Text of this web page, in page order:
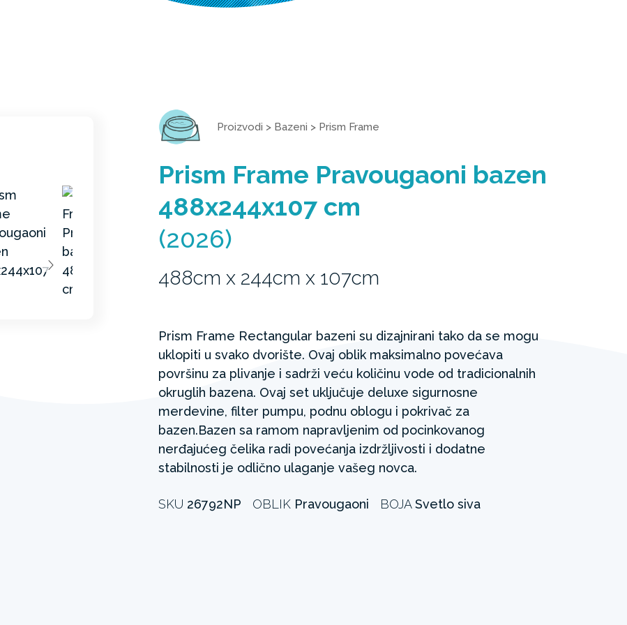
Proizvodi > Bazeni > Prism Frame
Prism Frame Pravougaoni bazen
488x244x107 cm
(2026)
488cm x 244cm x 107cm
Prism Frame Rectangular bazeni su dizajnirani tako da se mogu
uklopiti u svako dvorište. Ovaj oblik maksimalno povećava
površinu za plivanje i sadrži veću količinu vode od tradicionalnih
okruglih bazena. Ovaj set uključuje deluxe sigurnosne
merdevine, filter pumpu, podnu oblogu i pokrivač za
bazen.Bazen sa ramom napravljenim od pocinkovanog
nerđajućeg čelika radi povećanja izdržljivosti i dodatne
stabilnosti je odlično ulaganje vašeg novca.
SKU 26792NP OBLIK Pravougaoni BOJASvetlo siva